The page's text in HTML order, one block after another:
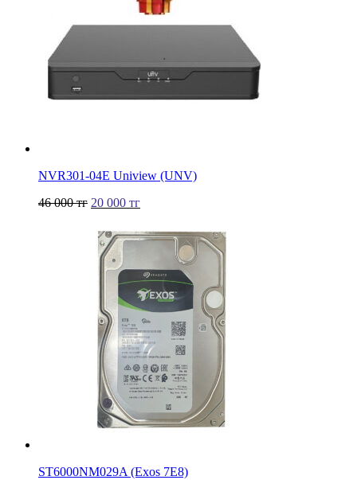
NVR301-04Е Uniview (UNV)
46 000тг 20 000 тг
ST6000NM029A (Exos 7E8)